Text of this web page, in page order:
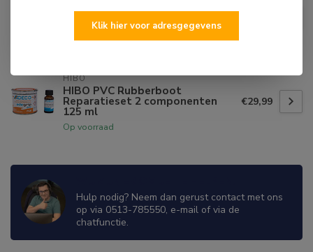
Reparatieset 2 componenten
500 ml
Op voorraad
HIBO
HIBO PVC Rubberboot
Reparatieset 2 componenten
125 ml
Op voorraad
€29,99
Hulp nodig? Neem dan gerust contact met ons
op via 0513-785550, e-mail of via de
chatfunctie.
Klik hier voor adresgegevens